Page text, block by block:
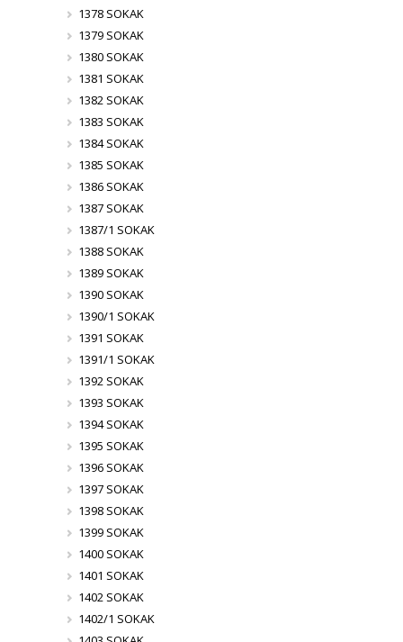
1378 SOKAK
1379 SOKAK
1380 SOKAK
1381 SOKAK
1382 SOKAK
1383 SOKAK
1384 SOKAK
1385 SOKAK
1386 SOKAK
1387 SOKAK
1387/1 SOKAK
1388 SOKAK
1389 SOKAK
1390 SOKAK
1390/1 SOKAK
1391 SOKAK
1391/1 SOKAK
1392 SOKAK
1393 SOKAK
1394 SOKAK
1395 SOKAK
1396 SOKAK
1397 SOKAK
1398 SOKAK
1399 SOKAK
1400 SOKAK
1401 SOKAK
1402 SOKAK
1402/1 SOKAK